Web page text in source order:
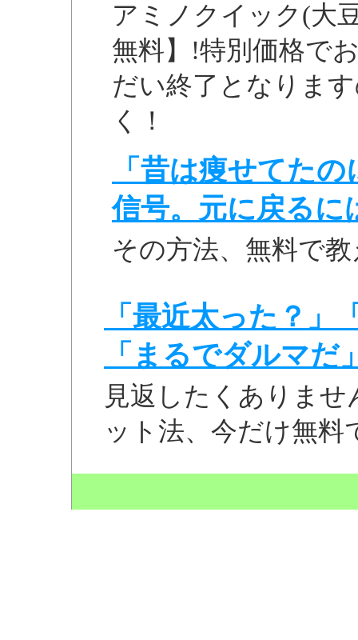
アミノクイック(大
無料】!特別価格で
だい終了となりま
く！
「昔は痩せてた
信号。元に戻るに
その方法、無料で
「最近太った？
「まるでダルマだ
見返したくありま
ット法、今だけ無料